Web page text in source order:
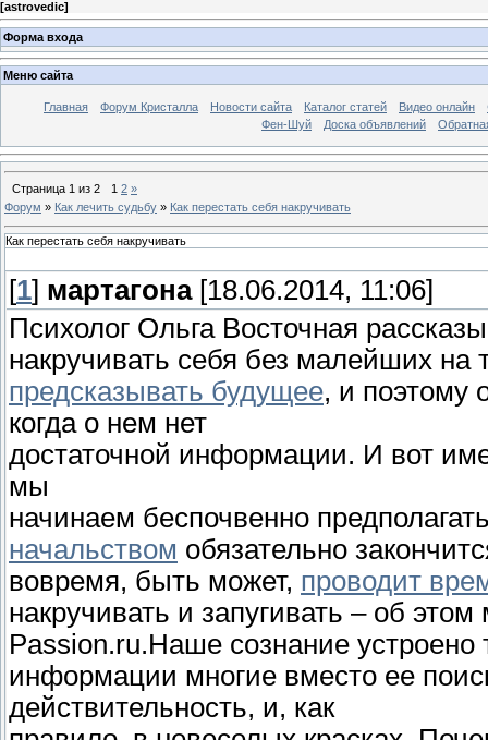
[astrovedic]
Форма входа
Меню сайта
Главная Форум Кристалла Новости сайта Каталог статей Видео онлайн
Фен-Шуй
Доска объявлений
Страница 1 из 2 1 2 »
Форум » Как лечить судьбу » Как перестать себя накручивать
Как перестать себя накручивать
[1] мартагона[18.06.2014, 11:06]
Психолог Ольга Восточная
накручивать себя без малейших на
предсказывать будущее, и поэтому
когда о нем нет
достаточной информации. И вот
мы
начинаем беспочвенно
начальством обязательно
вовремя, быть может, проводит
накручивать и запугивать – об
Passion.ru.Наше сознание устроено
информации многие вместо ее
действительность, и, как